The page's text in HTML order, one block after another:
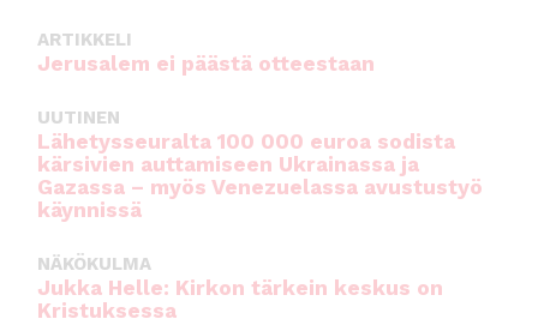
ARTIKKELI
Jerusalem ei päästä otteestaan
UUTINEN
Lähetysseuralta 100 000 euroa sodista
kärsivien auttamiseen Ukrainassa ja
Gazassa – myös Venezuelassa avustustyö
käynnissä
NÄKÖKULMA
Jukka Helle: Kirkon tärkein keskus on
Kristuksessa